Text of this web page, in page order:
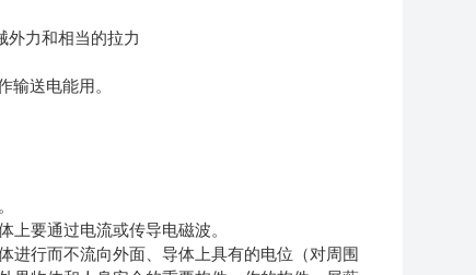
外力和相当的拉力
送电能用。
要通过电流或传导电磁波。
进行而不流向外面、导体上具有的电位（对周围